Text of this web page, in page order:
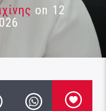
on 12